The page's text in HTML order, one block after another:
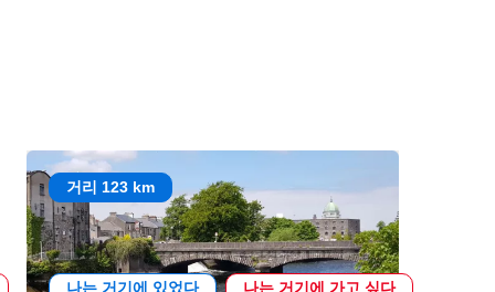
거리 123 km
나는 거기에 있었다 나는 거기에 가고 싶다